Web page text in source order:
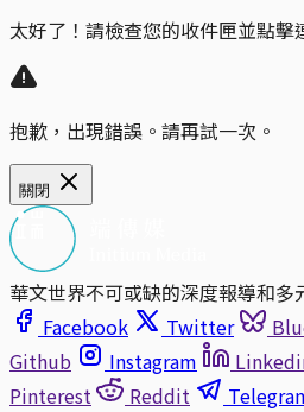
太好了！請檢查您的收件匣並點擊
抱歉，出現錯誤。請再試一次。
關閉
華文世界不可或缺的深度報導和多
Facebook
Twitter
Github
Instagram
Pinterest
Reddit